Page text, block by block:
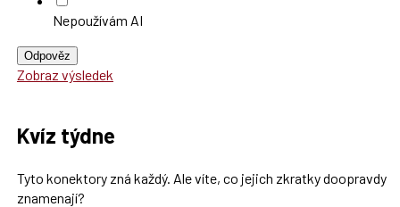
Nepoužívám AI
Odpověz
Zobraz výsledek
Kvíz týdne
Tyto konektory zná každý. Ale víte, co jejich zkratky doopravdy
znamenají?